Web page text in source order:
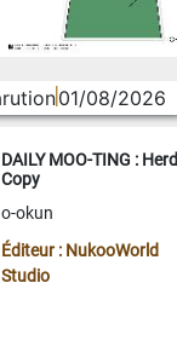
01/08/2026
DAILY MOO-TING : Herd
Copy
o-okun
Éditeur : NukooWorld
Studio